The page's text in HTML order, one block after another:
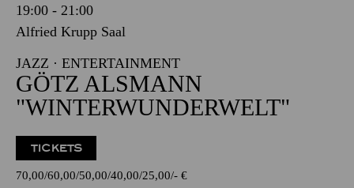
19:00 - 21:00
Alfried Krupp Saal
JAZZ · ENTERTAINMENT
GÖTZ ALSMANN
"WINTERWUNDERWELT"
TICKETS
70,00 60,00 50,00 40,00 25,00 - €